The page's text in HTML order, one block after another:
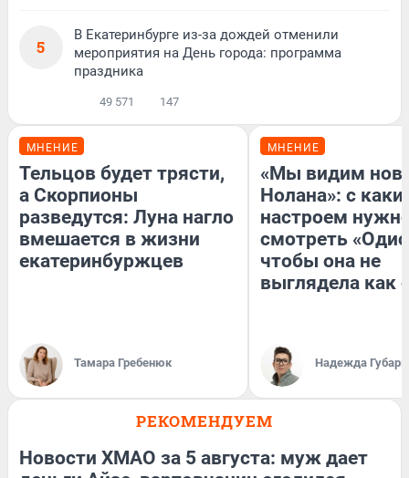
5
В Екатеринбурге из-за дождей отменили
мероприятия на День города: программа
праздника
49 571 147
МНЕНИЕ
Тельцов будет трясти,
а Скорпионы
разведутся: Луна нагло
вмешается в жизни
екатеринбуржцев
Тамара Гребенюк
МНЕНИЕ
«Мы видим
Нолана»: с
настроем
смотреть
чтобы она не
выглядела как
Надежда Губарь
РЕКОМЕНДУЕМ
Новости ХМАО за 5 августа: муж дает